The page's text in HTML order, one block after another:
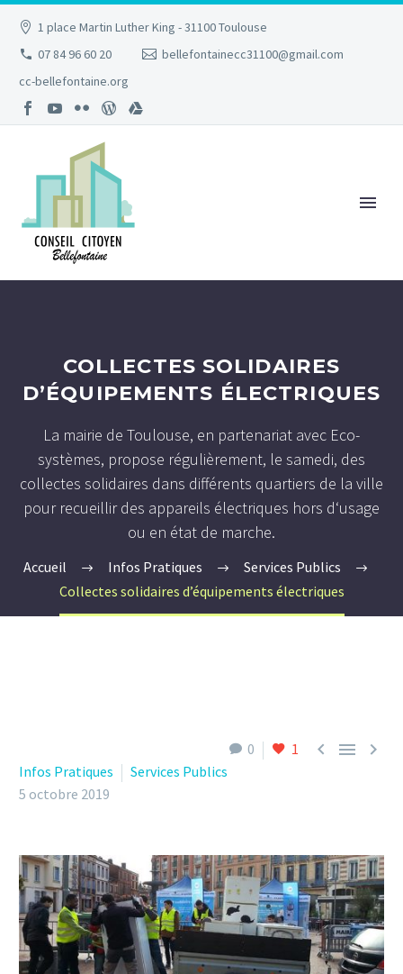
1 place Martin Luther King - 31100 Toulouse
07 84 96 60 20
bellefontainecc31100@gmail.com
cc-bellefontaine.org
COLLECTES SOLIDAIRES
D’ÉQUIPEMENTS ÉLECTRIQUES
La mairie de Toulouse, en partenariat avec Eco-
systèmes, propose régulièrement, le samedi, des
collectes solidaires dans différents quartiers de la ville
pour recueillir des appareils électriques hors d‘usage
ou en état de marche.
Accueil Infos Pratiques
Services Publics
Collectes solidaires d’équipements électriques
0 1   
Infos Pratiques
Services Publics
5 octobre 2019